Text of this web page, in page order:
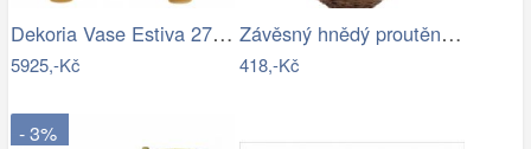
Dekoria Vase Estiva 27x27x36 cm,…
5925,-Kč
Závěsný hnědý proutěný kulatý květináč …
418,-Kč
- 3%